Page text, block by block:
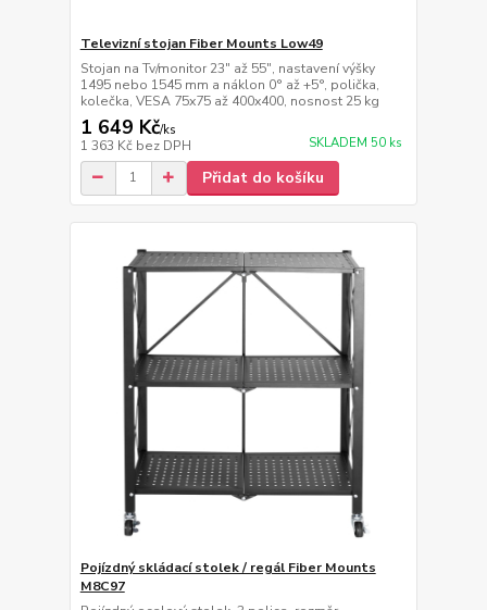
Televizní stojan Fiber Mounts Low49
Stojan na Tv/monitor 23" až 55", nastavení výšky
1495 nebo 1545 mm a náklon 0° až +5°, polička,
kolečka, VESA 75x75 až 400x400, nosnost 25 kg
1 649 Kč/ks
1 363 Kč bez DPH SKLADEM 50 ks
Přidat do košíku
Pojízdný skládací stolek / regál Fiber Mounts
M8C97